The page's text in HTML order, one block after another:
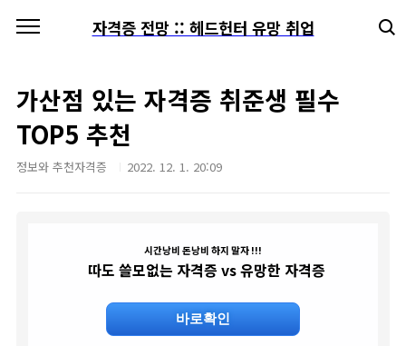
자격증 전망 :: 헤드헌터 유망 취업
가산점 있는 자격증 취준생 필수
TOP5 추천
정보와 추천자격증 2022. 12. 1. 20:09
시간낭비 돈낭비 하지 말자 !!!
따도 쓸모없는 자격증 vs 유망한 자격증
바로확인